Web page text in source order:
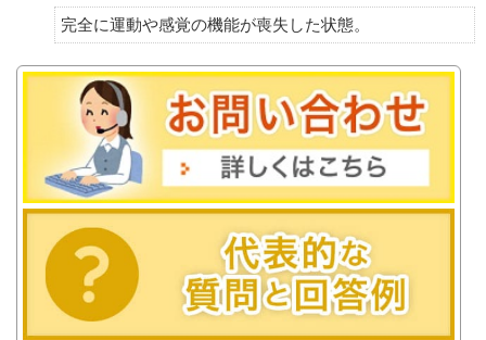
完全に運動や感覚の機能が喪失した状態。